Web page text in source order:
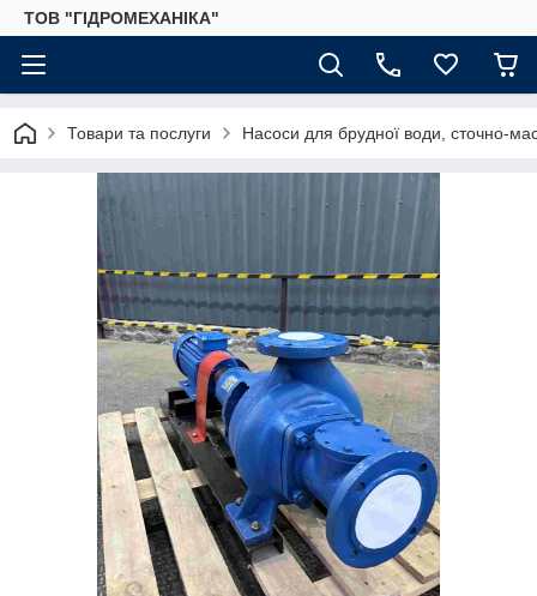
ТОВ "ГІДРОМЕХАНІКА"
Товари та послуги Насоси для брудної води,